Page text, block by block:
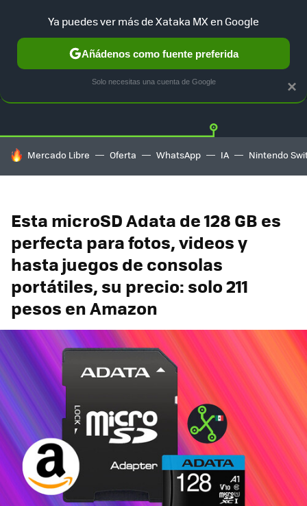
GUÍA DE COMPRAS MERCADO LIBRE
HOY SE HABLA DE
Mercado Libre Oferta WhatsApp IA Nintendo
Esta microSD Adata de 128 GB es
perfecta para fotos, videos y
hasta juegos de consolas
portátiles, su precio: solo 211
pesos en Amazon
×
Ya puedes ver más de Xataka MX en Google
Añádenos como fuente preferida
Solo necesitas una cuenta de Google